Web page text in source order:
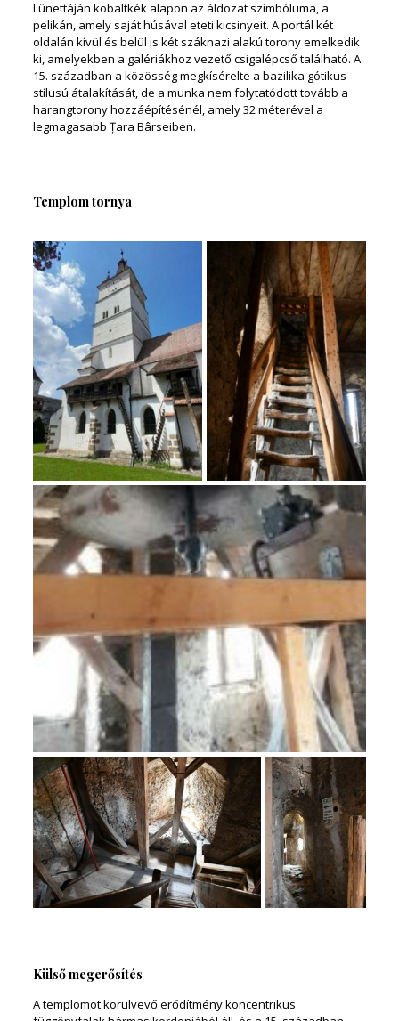
Lünettáján kobaltkék alapon az áldozat szimbóluma, a
pelikán, amely saját húsával eteti kicsinyeit. A portál két
oldalán kívül és belül is két száknazi alakú torony emelkedik
ki, amelyekben a galériákhoz vezető csigalépcső található. A
15. században a közösség megkísérelte a bazilika gótikus
stílusú átalakítását, de a munka nem folytatódott tovább a
harangtorony hozzáépítésénél, amely 32 méterével a
legmagasabb Țara Bârseiben.
Templom tornya
Külső megerősítés
A templomot körülvevő erődítmény koncentrikus